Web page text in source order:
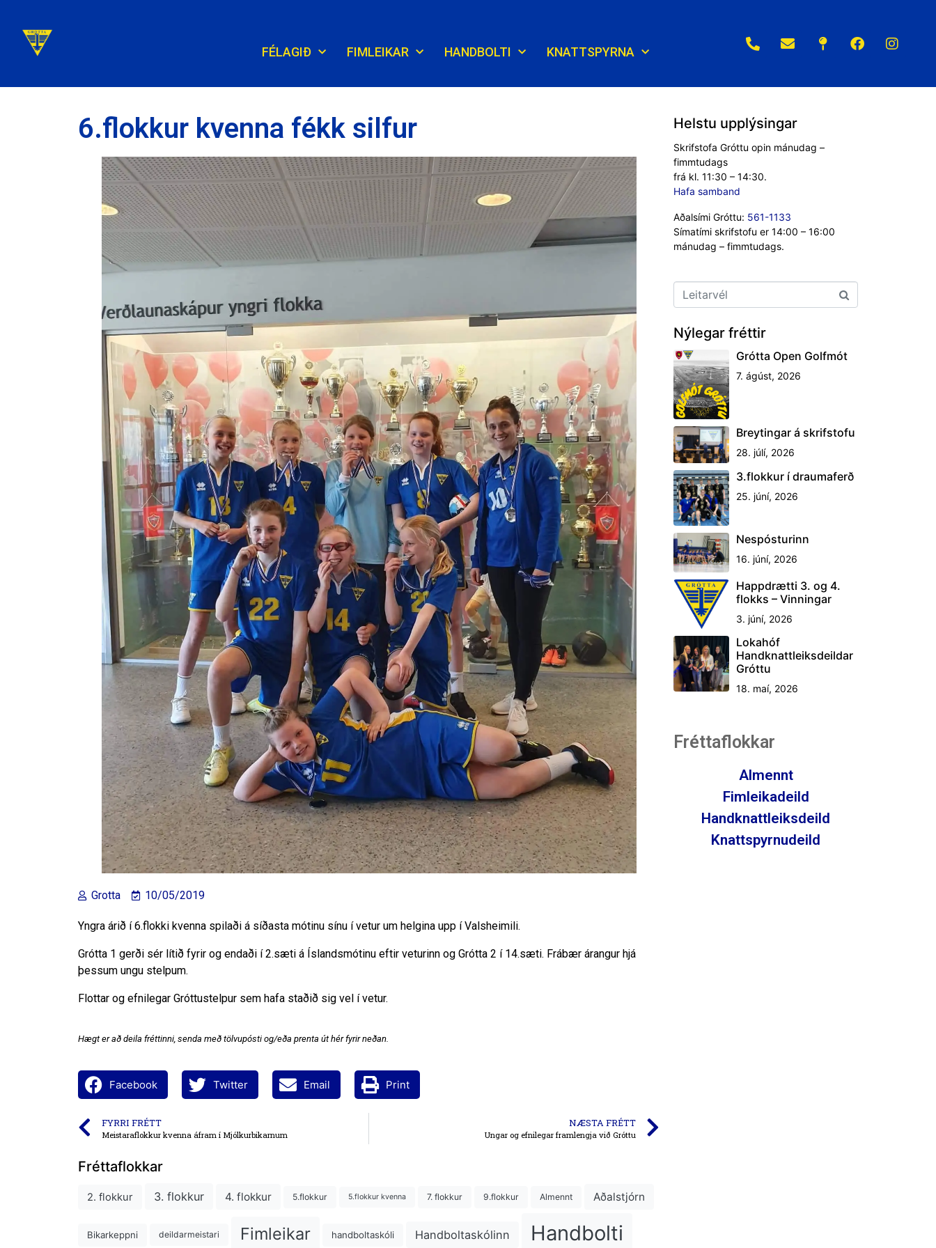
FÉLAGIÐ FIMLEIKAR HANDBOLTI KNATTSPYRNA
6.flokkur kvenna fékk silfur
Grotta 10/05/2019
Yngra árið í 6.flokki kvenna spilaði á síðasta mótinu sínu í vetur um helgina upp í Valsheimili.
Grótta 1 gerði sér lítið fyrir og endaði í 2.sæti á Íslandsmótinu eftir veturinn og Grótta 2 í 14.sæti. Frábær árangur hjá
þessum ungu stelpum.
Flottar og efnilegar Gróttustelpur sem hafa staðið sig vel í vetur.
Hægt er að deila fréttinni, senda með tölvupósti og/eða prenta út hér fyrir neðan.
Facebook Twitter Email Print
FYRRI FRÉTT
Meistaraflokkur kvenna áfram í Mjólkurbikarnum
NÆSTA FRÉTT
Ungar og efnilegar framlengja við Gróttu
Fréttaflokkar
2. flokkur 3. flokkur 4. flokkur 5.flokkur 5.flokkur kvenna 7. flokkur 9.flokkur Almennt Aðalstjórn
Bikarkeppni deildarmeistari Fimleikar handboltaskóli Handboltaskólinn Handbolti
Helstu upplýsingar
Skrifstofa Gróttu opin mánudag –
fimmtudags
frá kl. 11:30 – 14:30.
Hafa samband
Aðalsími Gróttu: 561-1133
Símatími skrifstofu er 14:00 – 16:00
mánudag – fimmtudags.
Nýlegar fréttir
Grótta Open Golfmót
7. ágúst, 2026
Breytingar á skrifstofu
28. júlí, 2026
3.flokkur í draumaferð
25. júní, 2026
Nespósturinn
16. júní, 2026
Happdrætti 3. og 4.
flokks – Vinningar
3. júní, 2026
Lokahóf
Handknattleiksdeildar
Gróttu
18. maí, 2026
Fréttaflokkar
Almennt
Fimleikadeild
Handknattleiksdeild
Knattspyrnudeild